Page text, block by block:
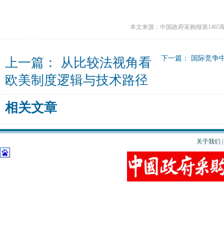
本文来源：中国政府采购报第1465
下一篇： 国际竞争
上一篇： 从比较法视角看
欧美制度逻辑与技术路径
相关文章
关于我们